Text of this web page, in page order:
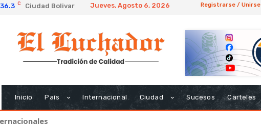
36.3 C Ciudad Bolivar Jueves, Agosto 6, 2026 Registrarse / Unirse
Inicio País Internacional Ciudad Sucesos Carteles